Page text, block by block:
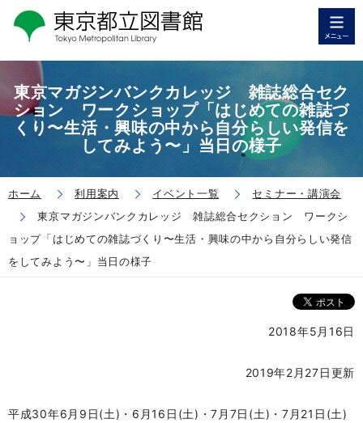
東京マガジンバンクカレッジ 雑誌総合セク
ション ワークショップ「はじめての雑誌づ
くり〜生活・興味の中から自分らしい発信を
してみよう〜」当日の様子
ホーム 利用案内 イベント一覧
セミナー・講演会
東京マガジンバンクカレッジ 雑誌総合セクション ワークシ
ョップ「はじめての雑誌づくり〜生活・興味の中から自分らしい発信
をしてみよう〜」当日の様子
2018年5月16日
2019年2月27日更新
平成30年6月9日(土)・6月16日(土)・7月7日(土)・7月21日(土)